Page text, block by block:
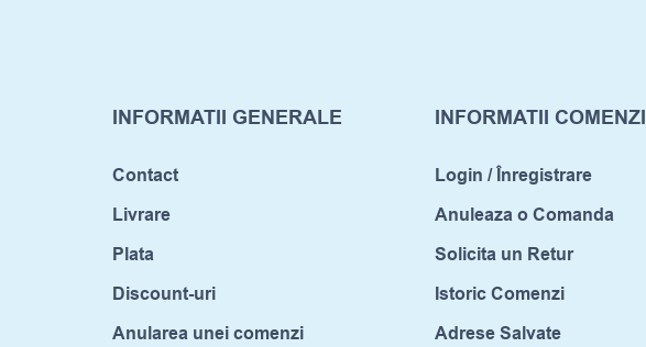
INFORMATII GENERALE
Contact
Livrare
Plata
Discount-uri
Anularea unei comenzi
INFORMATII COMENZI
Login / Înregistrare
Anuleaza o Comanda
Solicita un Retur
Istoric Comenzi
Adrese Salvate